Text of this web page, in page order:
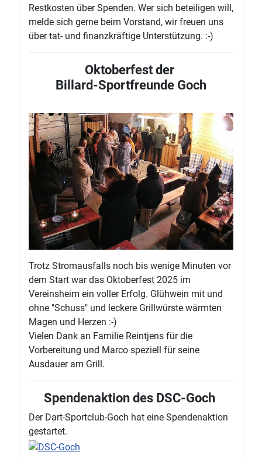
Restkosten über Spenden. Wer sich beteiligen will,
melde sich gerne beim Vorstand, wir freuen uns
über tat- und finanzkräftige Unterstützung. :-)
Oktoberfest der
Billard-Sportfreunde Goch
Trotz Stromausfalls noch bis wenige Minuten vor
dem Start war das Oktoberfest 2025 im
Vereinsheim ein voller Erfolg. Glühwein mit und
ohne "Schuss" und leckere Grillwürste wärmten
Magen und Herzen :-)
Vielen Dank an Familie Reintjens für die
Vorbereitung und Marco speziell für seine
Ausdauer am Grill.
Spendenaktion des DSC-Goch
Der Dart-Sportclub-Goch hat eine Spendenaktion
gestartet.